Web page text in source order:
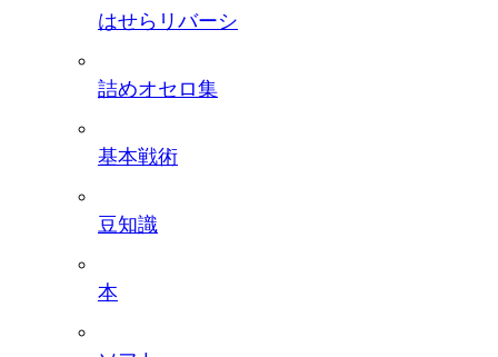
はせらリバーシ
詰めオセロ集
基本戦術
豆知識
本